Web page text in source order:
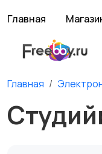
Главная
Главная